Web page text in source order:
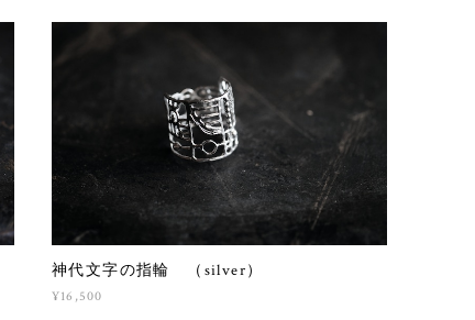
神代文字の指輪 （silver）
¥16,500